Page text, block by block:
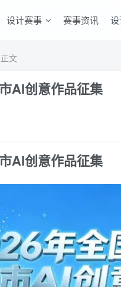
设计赛事 赛事资讯
正文
AI创意作品征集
AI创意作品征集